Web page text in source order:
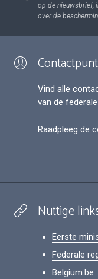
op de nieuwsbrief,
over de
Vind alle
van de
Raadpleeg de
Nuttige
Eerste
Federale
Belgium.be